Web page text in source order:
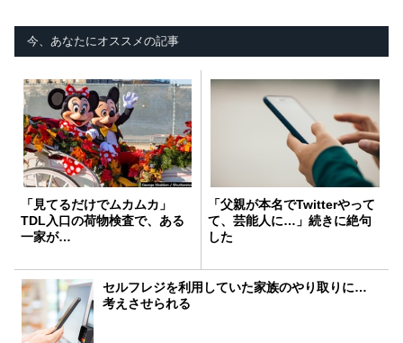
今、あなたにオススメの記事
「見てるだけでムカムカ」
TDL入口の荷物検査で、ある
一家が…
「父親が本名でTwitterやって
て、芸能人に…」続きに絶句
した
セルフレジを利用していた家族のやり取りに…
考えさせられる